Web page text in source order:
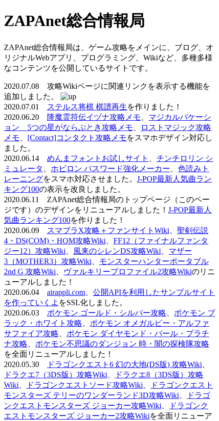
ZAPAnet総合情報局
ZAPAnet総合情報局は、ゲーム攻略をメインに、ブログ、オ
リジナルWebアプリ、プログラミング、Wikiなど、多種多様
なコンテンツを公開しているサイトです。
2020.07.08 攻略Wikiページに関連リンクを表示する機能を
追加しました。
2020.07.01
ステルス将棋 棋譜再生を作りました！
2020.06.20
降魔霊符伝イヅナ攻略メモ
マジカルバケーシ
ョン 5つの星がならぶとき攻略メモ
ロストマジック攻略
メモ
[Contact]コンタクト攻略メモをスマホデザイン対応し
ました。
2020.06.14 めんまフォントお試しサイト
チンチロリン シ
ミュレータ
ホビロン パスワード強化メーカー
色読みト
レーニングをスマホ対応させました。 J-POP最新人気曲ラン
キング100の表示を改良しました。
2020.06.11 ZAPAnet総合情報局のトップページ（このペー
ジです）のデザインをリニューアルしました！ J-POP最新人
気曲ランキング100を作りました！
2020.06.09
スマブラX攻略＋ファンサイトWiki
聖剣伝説
4・DS(COM)・HOM攻略Wiki
FF12（ファイナルファンタ
ジー12）攻略Wiki
風来のシレンDS攻略Wiki
マザー
3（MOTHER3）攻略Wiki
モンスターハンターポータブル
2nd G 攻略Wiki
ヴァルキリープロファイル2攻略Wikiのリニ
ューアルしました！
2020.06.04 airappli.com
公開APIを利用したサンプルサイト
を作っていくよ をSSL化しました。
2020.06.03 ポケモン ゴールド・シルバー攻略
ポケモン ブ
ラック・ホワイト攻略
ポケモン オメガルビー・アルファ
サファイア攻略
ポケモン ダイヤモンド・パール・プラチ
ナ攻略
ポケモン不思議のダンジョン 時・闇の探検隊攻略
を全面リニューアルしました！
2020.05.30
ドラゴンクエスト6 幻の大地(DS版) 攻略Wiki
ドラクエ7（3DS版）攻略Wiki
ドラクエ8（3DS版）攻略
Wiki
ドラゴンクエストソード攻略Wiki
ドラゴンクエスト
モンスターズ テリーのワンダーランド3D攻略Wiki
ドラゴ
ンクエストモンスターズ ジョーカー攻略Wiki
ドラゴンク
エストモンスターズ ジョーカー2攻略Wikiを全面リニューア